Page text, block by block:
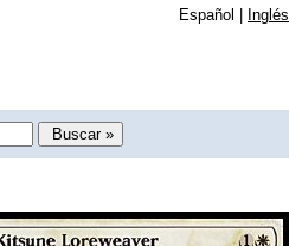
Español | Inglés